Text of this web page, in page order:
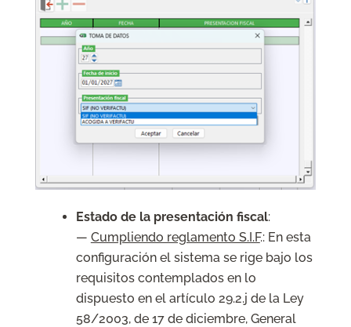
Estado de la presentación fiscal:
— Cumpliendo reglamento S.I.F.: En esta
configuración el sistema se rige bajo los
requisitos contemplados en lo
dispuesto en el artículo 29.2.j de la Ley
58/2003, de 17 de diciembre, General